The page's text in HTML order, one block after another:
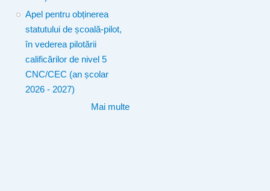
Apel pentru obținerea
statutului de școală-pilot,
în vederea pilotării
calificărilor de nivel 5
CNC/CEC (an școlar
2026 - 2027)
Mai multe